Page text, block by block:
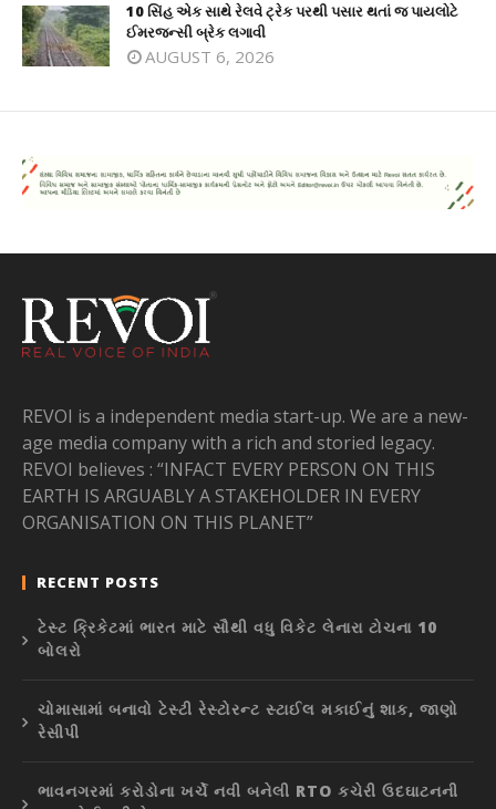
10 સિંહ એક સાથે રેલવે ટ્રેક પરથી પસાર થતાં જ પાયલોટે
ઈમરજન્સી બ્રેક લગાવી
AUGUST 6, 2026
REVOI is a independent media start-up. We are a new-
age media company with a rich and storied legacy.
REVOI believes : “INFACT EVERY PERSON ON THIS
EARTH IS ARGUABLY A STAKEHOLDER IN EVERY
ORGANISATION ON THIS PLANET”
RECENT POSTS
ટેસ્ટ ક્રિકેટમાં ભારત માટે સૌથી વધુ વિકેટ લેનારા ટોચના 10
બોલરો
ચોમાસામાં બનાવો ટેસ્ટી રેસ્ટોરન્ટ સ્ટાઈલ મકાઈનું શાક, જાણો
રેસીપી
ભાવનગરમાં કરોડોના ખર્ચે નવી બનેલી RTO કચેરી ઉદઘાટનની